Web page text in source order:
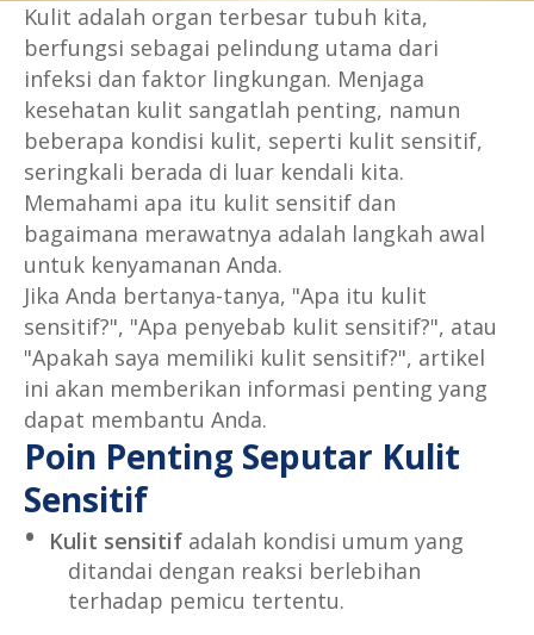
Kulit adalah organ terbesar tubuh kita,
berfungsi sebagai pelindung utama dari
infeksi dan faktor lingkungan. Menjaga
kesehatan kulit sangatlah penting, namun
beberapa kondisi kulit, seperti kulit sensitif,
seringkali berada di luar kendali kita.
Memahami apa itu kulit sensitif dan
bagaimana merawatnya adalah langkah awal
untuk kenyamanan Anda.
Jika Anda bertanya-tanya, "Apa itu kulit
sensitif?", "Apa penyebab kulit sensitif?", atau
"Apakah saya memiliki kulit sensitif?", artikel
ini akan memberikan informasi penting yang
dapat membantu Anda.
Poin Penting Seputar Kulit
Sensitif
Kulit sensitifadalah kondisi umum yang
ditandai dengan reaksi berlebihan
terhadap pemicu tertentu.